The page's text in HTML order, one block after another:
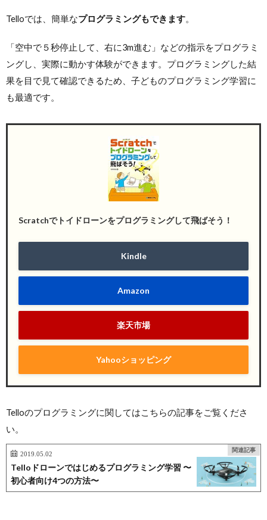
Telloでは、 簡単なプログラミングもできます。
「空中で５秒停止して、右に3m進む」などの指示をプログラミ
ングし、実際に動かす体験ができます。プログラミングした結
果を目で見て確認できるため、子どものプログラミング学習に
も最適です。
Scratchでトイドローンをプログラミングして飛ばそう！
Kindle
Amazon
楽天市場
Yahooショッピング
Telloのプログラミングに関してはこちらの記事をご覧くださ
い。
関連記事
2019.05.02
Telloドローンではじめるプログラミング学習 〜
初心者向け4つの方法〜